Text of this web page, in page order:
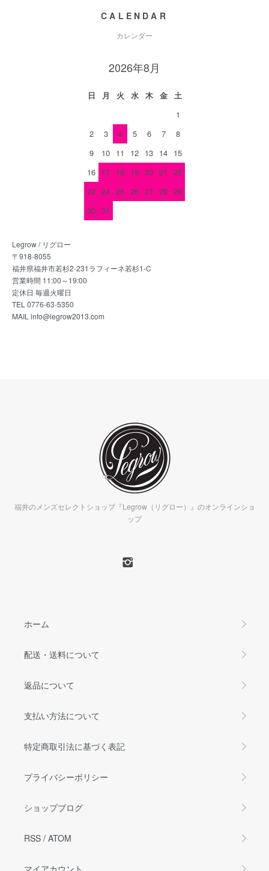
CALENDAR
カレンダー
2026年8月
日 月 火 水 木 金
土
1
2
3 4 5 6 7
8
9
10 11 12 13 14 15
16 17 18 19 20 21
22
23 24 25 26 27 28 29
30 31
Legrow / リグロー
〒918-8055
福井県福井市若杉2-231ラフィーネ若杉1-C
営業時間 11:00～19:00
定休日 毎週火曜日
TEL 0776-63-5350
MAIL info@legrow2013.com
福井のメンズセレクトショップ『Legrow（リグロー）』のオンラインショ
ップ
ホーム
配送・送料について
返品について
支払い方法について
特定商取引法に基づく表記
プライバシーポリシー
ショップブログ
RSS / ATOM
マイアカウント